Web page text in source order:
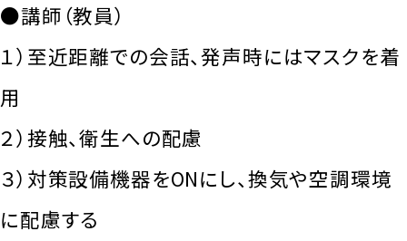
●講師（教員）
１）至近距離での会話、発声時にはマスクを着
用
２）接触、衛生への配慮
３）対策設備機器をONにし、換気や空調環境
に配慮する